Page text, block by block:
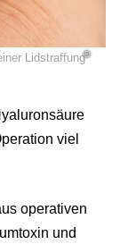
©
Lidstraffung
viel
operativen
und